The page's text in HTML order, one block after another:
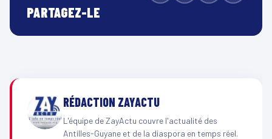
PARTAGEZ-LE
RÉDACTION ZAYACTU
L'équipe de ZayActu couvre l'actualité des
Antilles-Guyane et de la diaspora en temps réel.